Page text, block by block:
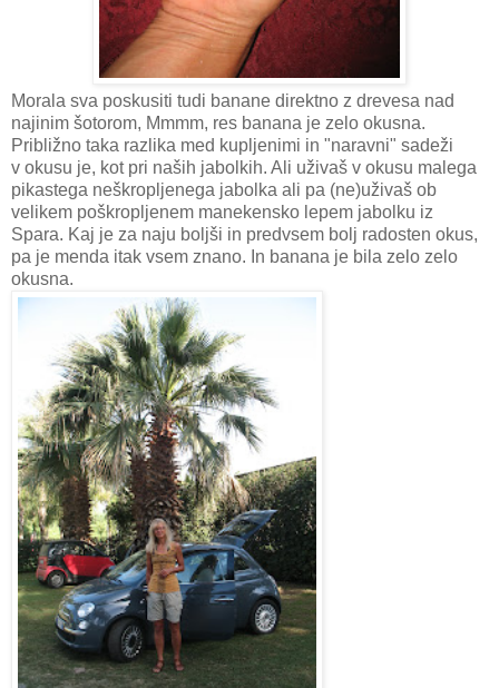
Morala sva poskusiti tudi banane direktno z drevesa nad
najinim šotorom, Mmmm, res banana je zelo okusna.
Približno taka razlika med kupljenimi in "naravni" sadeži
v okusu je, kot pri naših jabolkih. Ali uživaš v okusu malega
pikastega neškropljenega jabolka ali pa (ne)uživaš ob
velikem poškropljenem manekensko lepem jabolku iz
Spara. Kaj je za naju boljši in predvsem bolj radosten okus,
pa je menda itak vsem znano. In banana je bila zelo zelo
okusna.